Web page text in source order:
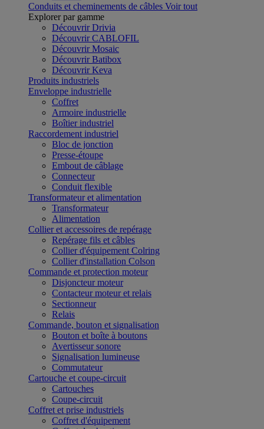
Conduits et cheminements de câbles Voir tout
Explorer par gamme
Découvrir Drivia
Découvrir CABLOFIL
Découvrir Mosaic
Découvrir Batibox
Découvrir Keva
Produits industriels
Enveloppe industrielle
Coffret
Armoire industrielle
Boîtier industriel
Raccordement industriel
Bloc de jonction
Presse-étoupe
Embout de câblage
Connecteur
Conduit flexible
Transformateur et alimentation
Transformateur
Alimentation
Collier et accessoires de repérage
Repérage fils et câbles
Collier d'équipement Colring
Collier d'installation Colson
Commande et protection moteur
Disjoncteur moteur
Contacteur moteur et relais
Sectionneur
Relais
Commande, bouton et signalisation
Bouton et boîte à boutons
Avertisseur sonore
Signalisation lumineuse
Commutateur
Cartouche et coupe-circuit
Cartouches
Coupe-circuit
Coffret et prise industriels
Coffret d'équipement